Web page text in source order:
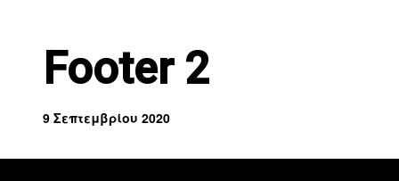
Footer 2
9 Σεπτεμβρίου 2020